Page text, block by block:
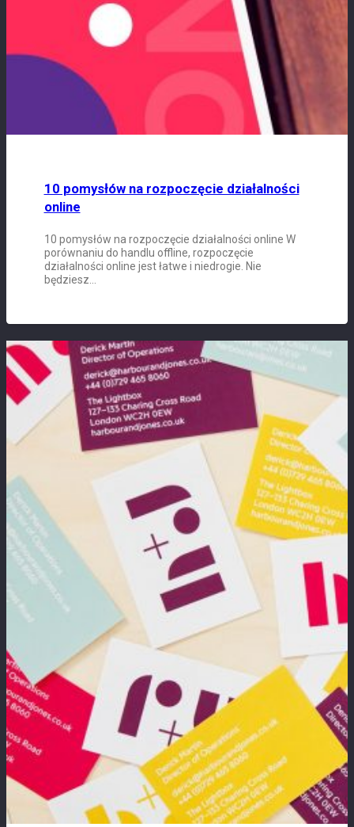
10 pomysłów na rozpoczęcie działalności
online
10 pomysłów na rozpoczęcie działalności online W
porównaniu do handlu offline, rozpoczęcie
działalności online jest łatwe i niedrogie. Nie
będziesz…